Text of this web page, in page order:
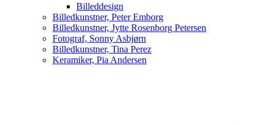
Billeddesign
Billedkunstner, Peter Emborg
Billedkunstner, Jytte Rosenborg Petersen
Fotograf, Sonny Asbjørn
Billedkunstner, Tina Perez
Keramiker, Pia Andersen